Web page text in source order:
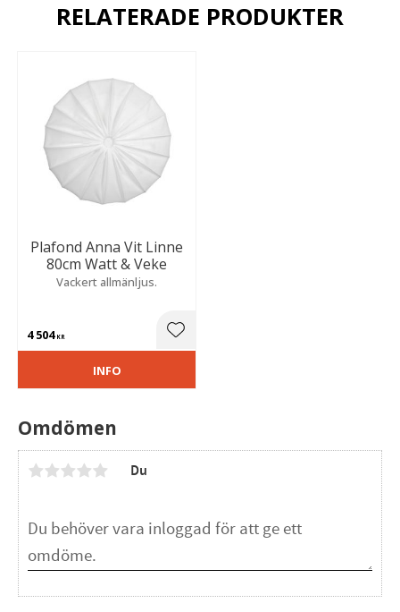
Omdömen
Du
RELATERADE PRODUKTER
Plafond Anna Vit Linne
80cm Watt & Veke
Vackert allmänljus.
4 504KR Lägg till i favoriter
INFO